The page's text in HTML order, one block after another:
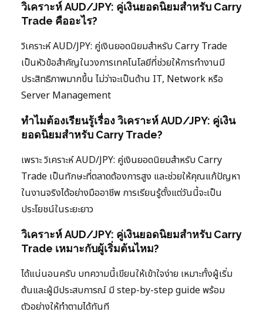
วิเคราะห์ AUD/JPY: คู่เงินยอดนิยมสำหรับ Carry
Trade คืออะไร?
วิเคราะห์ AUD/JPY: คู่เงินยอดนิยมสำหรับ Carry Trade
เป็นหัวข้อสำคัญในวงการเทคโนโลยีที่ช่วยให้การทำงานมี
ประสิทธิภาพมากขึ้น ไม่ว่าจะเป็นด้าน IT, Network หรือ
Server Management
ทำไมต้องเรียนรู้เรื่อง วิเคราะห์ AUD/JPY: คู่เงิน
ยอดนิยมสำหรับ Carry Trade?
เพราะ วิเคราะห์ AUD/JPY: คู่เงินยอดนิยมสำหรับ Carry
Trade เป็นทักษะที่ตลาดต้องการสูง และช่วยให้คุณแก้ปัญหา
ในงานจริงได้อย่างมืออาชีพ การเรียนรู้ตั้งแต่วันนี้จะเป็น
ประโยชน์ในระยะยาว
วิเคราะห์ AUD/JPY: คู่เงินยอดนิยมสำหรับ Carry
Trade เหมาะกับผู้เริ่มต้นไหม?
ได้แน่นอนครับ บทความนี้เขียนให้เข้าใจง่าย เหมาะทั้งผู้เริ่ม
ต้นและผู้มีประสบการณ์ มี step-by-step guide พร้อม
ตัวอย่างให้ทำตามได้ทันที